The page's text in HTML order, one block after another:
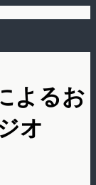
よるお
オ